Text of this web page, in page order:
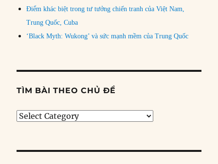
Điểm khác biệt trong tư tưởng chiến tranh của Việt Nam,
Trung Quốc, Cuba
‘Black Myth: Wukong’ và sức mạnh mềm của Trung Quốc
TÌM BÀI THEO CHỦ ĐỀ
Tìm